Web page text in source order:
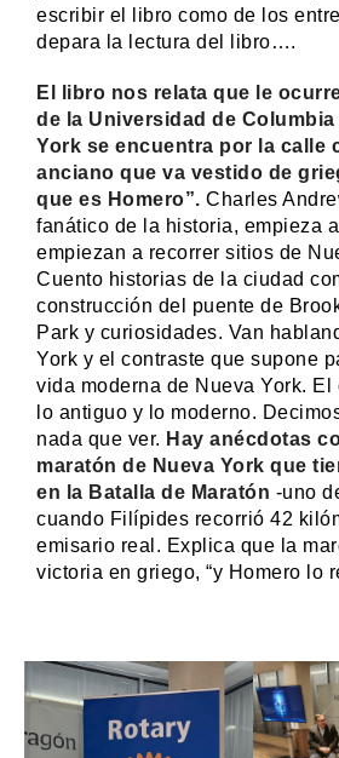
escribir el libro como de los
depara la lectura del libro….
El libro nos relata que le
de la Universidad de Columbia
York se encuentra por la calle
anciano que va vestido de
que es Homero”. Charles
fanático de la historia, empieza
empiezan a recorrer sitios de
Cuento historias de la ciudad
construcción del puente de
Park y curiosidades. Van
York y el contraste que supone
vida moderna de Nueva York. El
lo antiguo y lo moderno.
nada que ver. Hay anécdotas
maratón de Nueva York que
en la Batalla de Maratón -uno
cuando Filípides recorrió 42
emisario real. Explica que la
victoria en griego, “y Homero lo